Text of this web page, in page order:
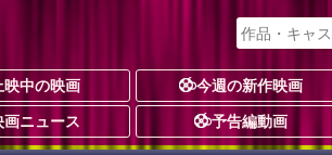
映中の映画 今週の新作映画
画ニュース 予告編動画